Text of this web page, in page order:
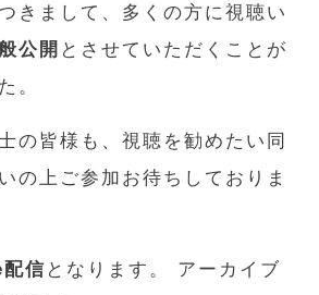
きまして、多くの方に視聴い
公開 とさせていただくことが
。
の皆様も、視聴を勧めたい同
の上ご参加お待ちしておりま
信 となります。 アーカイブ